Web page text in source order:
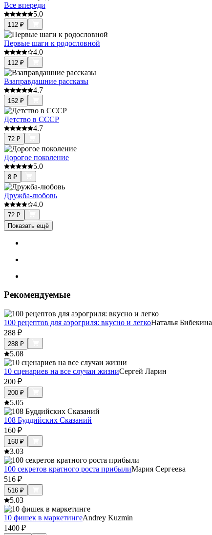
Все впереди
5.0
112 ₽
Первые шаги к родословной
4.0
112 ₽
Взаправдашние рассказы
4.7
152 ₽
Детство в СССР
4.7
72 ₽
Дорогое поколение
5.0
8 ₽
Дружба-любовь
4.0
72 ₽
Показать ещё
Рекомендуемые
100 рецептов для аэрогриля: вкусно и легкоНаталья Бибекина
288 ₽
288 ₽
5.08
10 сценариев на все случаи жизниСергей Ларин
200 ₽
200 ₽
5.05
108 Буддийских Сказаний
160 ₽
160 ₽
3.03
100 секретов кратного роста прибылиМария Сергеева
516 ₽
516 ₽
5.03
10 фишек в маркетингеAndrey Kuzmin
1400 ₽